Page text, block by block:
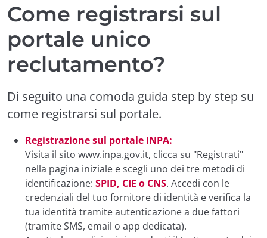
Come registrarsi sul
portale unico
reclutamento?
Di seguito una comoda guida step by step su
come registrarsi sul portale.
Registrazione sul portale INPA:
Visita il sito www.inpa.gov.it, clicca su "Registrati"
nella pagina iniziale e scegli uno dei tre metodi di
identificazione: SPID, CIE o CNS. Accedi con le
credenziali del tuo fornitore di identità e verifica la
tua identità tramite autenticazione a due fattori
(tramite SMS, email o app dedicata).